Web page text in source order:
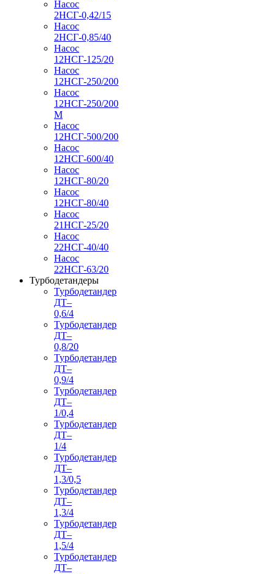
Насос
2НСГ-0,42/15
Насос
2НСГ-0,85/40
Насос
12НСГ-125/20
Насос
12НСГ-250/200
Насос
12НСГ-250/200
М
Насос
12НСГ-500/200
Насос
12НСГ-600/40
Насос
12НСГ-80/20
Насос
12НСГ-80/40
Насос
21НСГ-25/20
Насос
22НСГ-40/40
Насос
22НСГ-63/20
Турбодетандеры
Турбодетандер
ДТ–
0,6/4
Турбодетандер
ДТ–
0,8/20
Турбодетандер
ДТ–
0,9/4
Турбодетандер
ДТ–
1/0,4
Турбодетандер
ДТ–
1/4
Турбодетандер
ДТ–
1,3/0,5
Турбодетандер
ДТ–
1,3/4
Турбодетандер
ДТ–
1,5/4
Турбодетандер
ДТ–